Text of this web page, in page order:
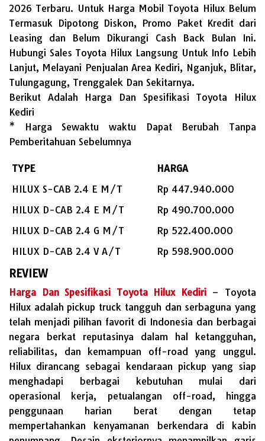
2026 Terbaru. Untuk Harga Mobil Toyota Hilux Belum
Termasuk Dipotong Diskon, Promo Paket Kredit dari
Leasing dan Belum Dikurangi Cash Back Bulan Ini.
Hubungi Sales Toyota Hilux Langsung Untuk Info Lebih
Lanjut, Melayani Penjualan Area Kediri, Nganjuk, Blitar,
Tulungagung, Trenggalek Dan Sekitarnya.
Berikut Adalah Harga Dan Spesifikasi Toyota Hilux
Kediri
* Harga Sewaktu waktu Dapat Berubah Tanpa
Pemberitahuan Sebelumnya
TYPE
HARGA
HILUX S-CAB 2.4 E M/T
Rp 447.940.000
HILUX D-CAB 2.4 E M/T
Rp 490.700.000
HILUX D-CAB 2.4 G M/T
Rp 522.400.000
HILUX D-CAB 2.4 V A/T
Rp 598.900.000
REVIEW
Harga Dan Spesifikasi Toyota Hilux Kediri– Toyota
Hilux adalah pickup truck tangguh dan serbaguna yang
telah menjadi pilihan favorit di Indonesia dan berbagai
negara berkat reputasinya dalam hal ketangguhan,
reliabilitas, dan kemampuan off-road yang unggul.
Hilux dirancang sebagai kendaraan pickup yang siap
menghadapi berbagai kebutuhan mulai dari
operasional kerja, petualangan off-road, hingga
penggunaan harian berat dengan tetap
mempertahankan kenyamanan berkendara di kabin